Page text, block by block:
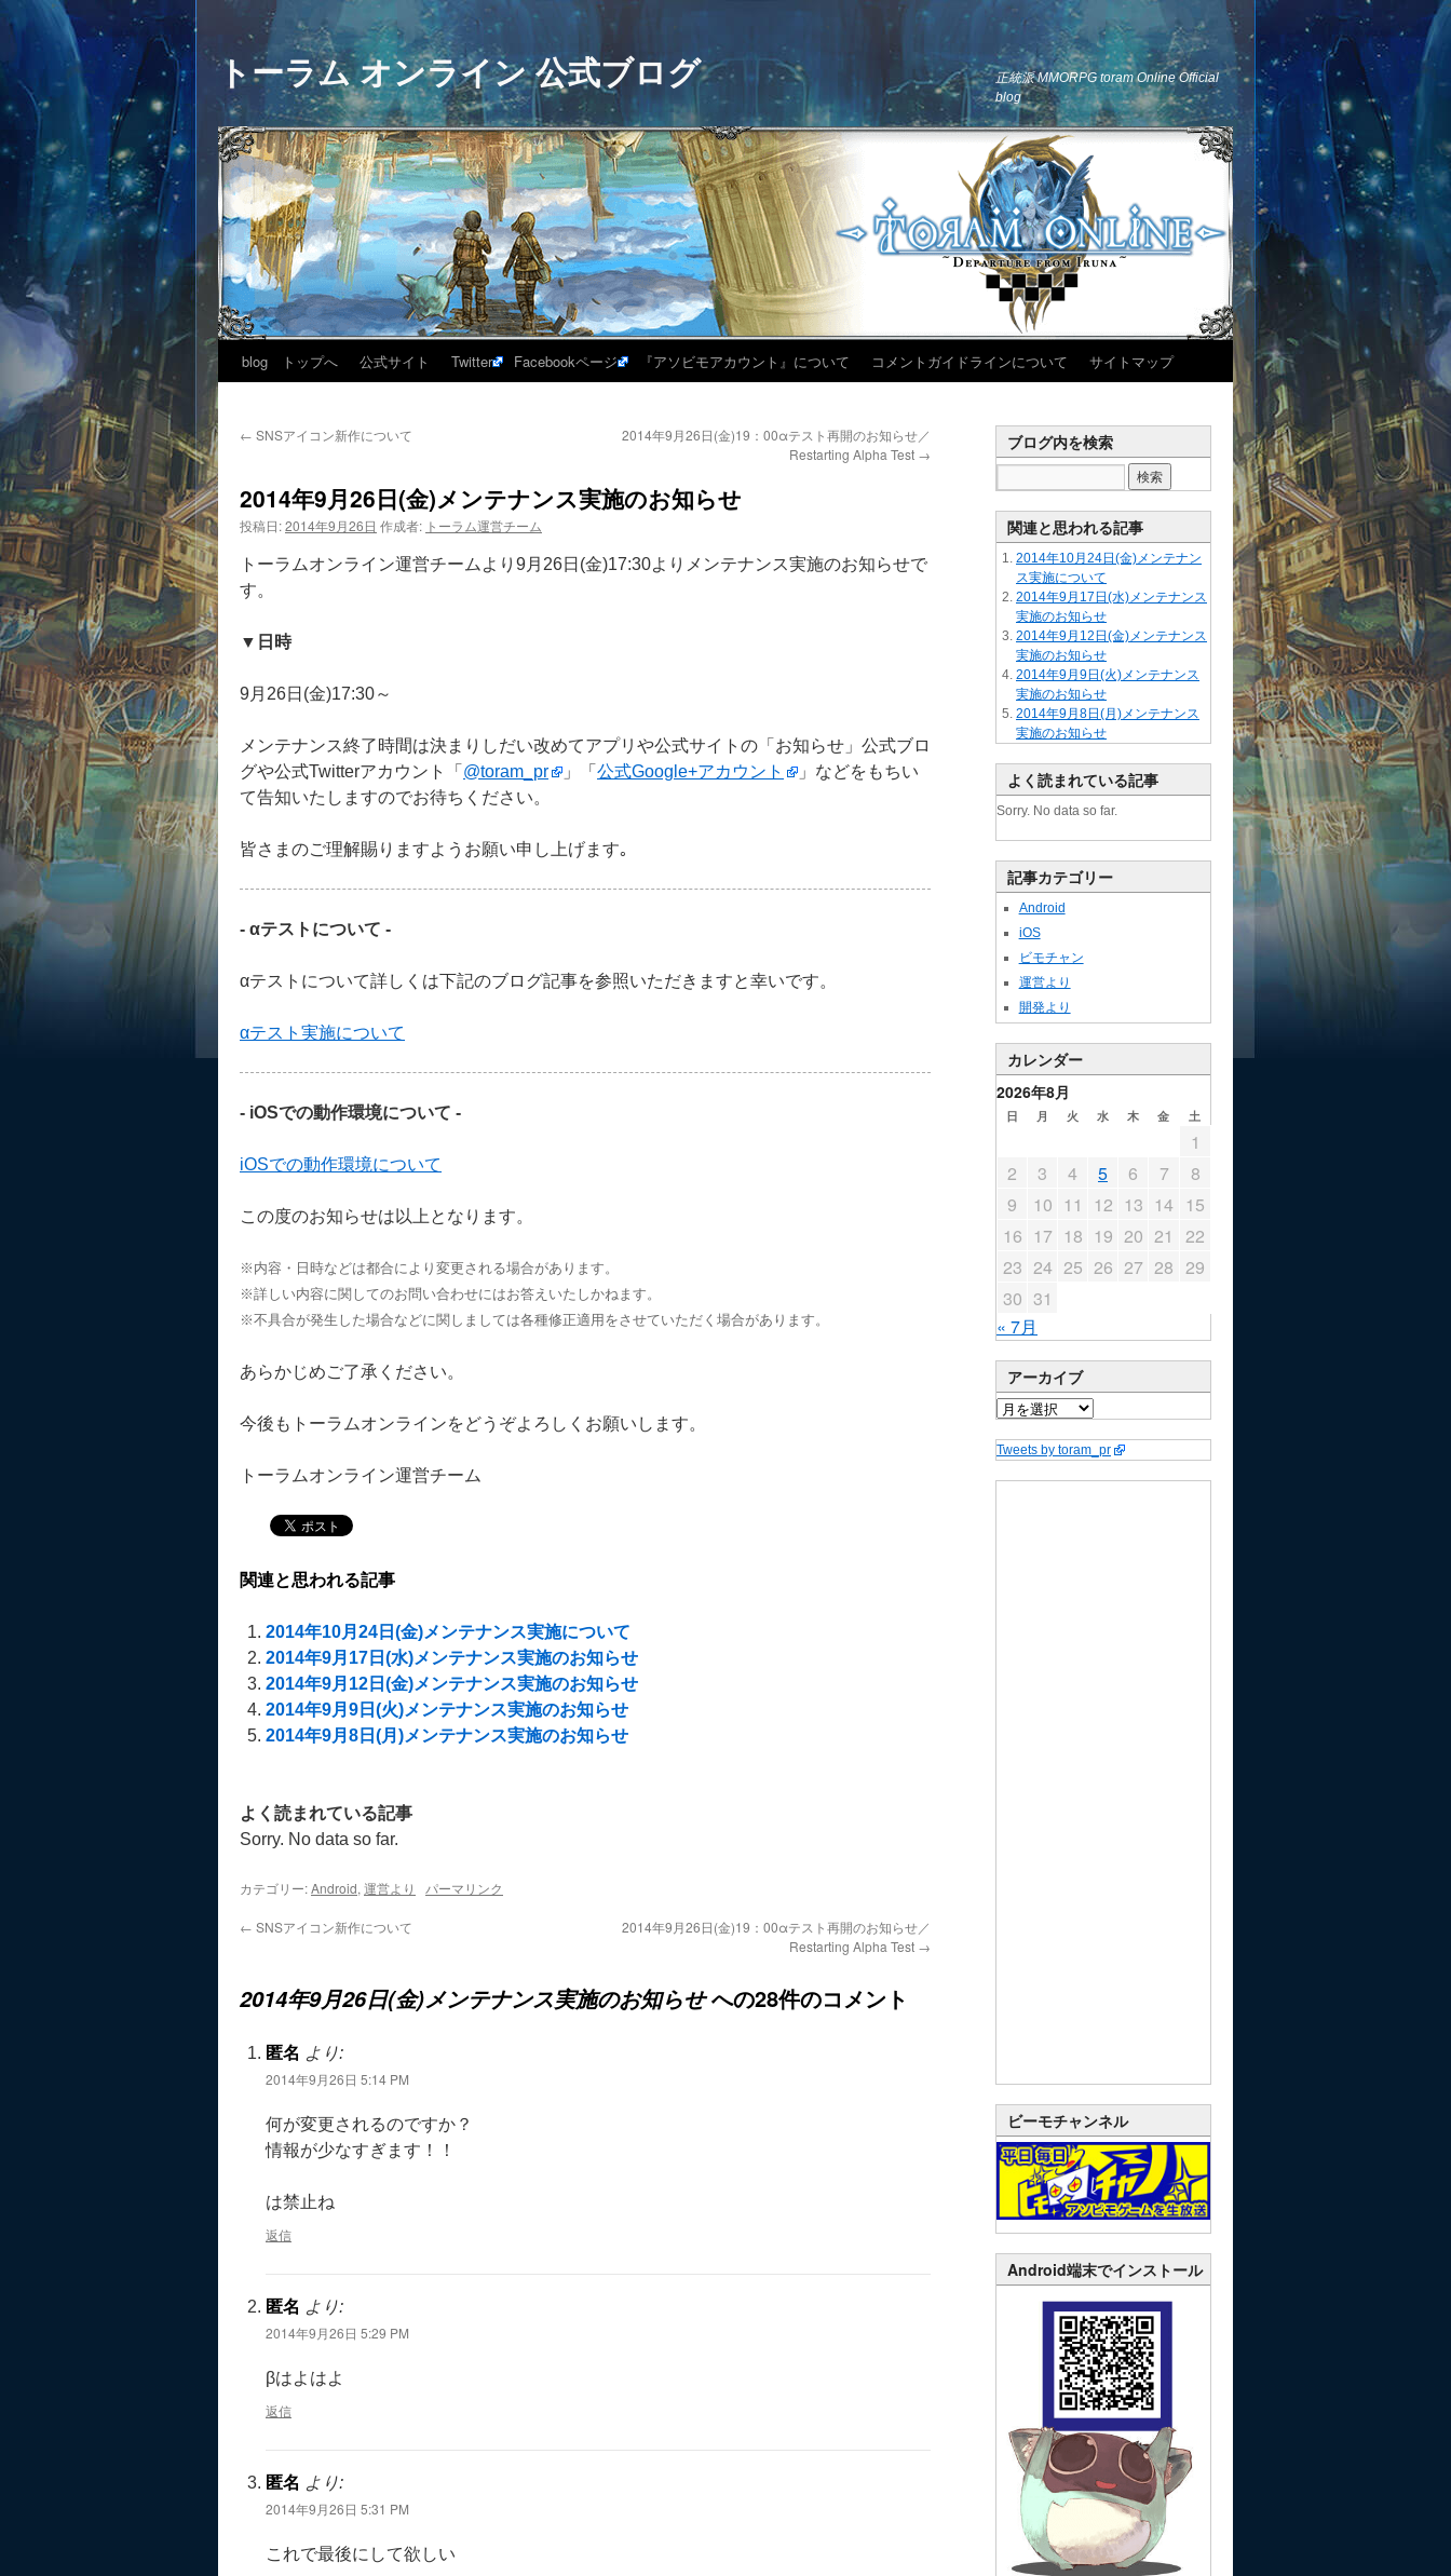
トーラム オンライン 公式ブログ
正統派 MMORPG toram Online Official
blog
blog トップへ 公式サイト Twitter Facebookページ 『アソビモアカウント』について コメントガイドラインについて サイトマップ
← SNSアイコン新作について
2014年9月26日(金)19：00αテスト再開のお知らせ／
Restarting Alpha Test →
2014年9月26日(金)メンテナンス実施のお知らせ
投稿日:2014年9月26日 作成者: トーラム運営チーム
トーラムオンライン運営チームより9月26日(金)17:30よりメンテナンス実施のお知らせで
す。
▼日時
9月26日(金)17:30～
メンテナンス終了時間は決まりしだい改めてアプリや公式サイトの「お知らせ」公式ブロ
グや公式Twitterアカウント「 @toram_pr 」「 公式Google+アカウント
」などをもちい
て告知いたしますのでお待ちください。
皆さまのご理解賜りますようお願い申し上げます｡
- αテストについて -
αテストについて詳しくは下記のブログ記事を参照いただきますと幸いです。
αテスト実施について
- iOSでの動作環境について -
iOSでの動作環境について
この度のお知らせは以上となります。
※内容・日時などは都合により変更される場合があります。
※詳しい内容に関してのお問い合わせにはお答えいたしかねます。
※不具合が発生した場合などに関しましては各種修正適用をさせていただく場合があります。
あらかじめご了承ください。
今後もトーラムオンラインをどうぞよろしくお願いします。
トーラムオンライン運営チーム
関連と思われる記事
2014年10月24日(金)メンテナンス実施について
2014年9月17日(水)メンテナンス実施のお知らせ
2014年9月12日(金)メンテナンス実施のお知らせ
2014年9月9日(火)メンテナンス実施のお知らせ
2014年9月8日(月)メンテナンス実施のお知らせ
よく読まれている記事
Sorry. No data so far.
カテゴリー:Android, 運営より パーマリンク
← SNSアイコン新作について
2014年9月26日(金)19：00αテスト再開のお知らせ／
Restarting Alpha Test →
2014年9月26日(金)メンテナンス実施のお知らせへの28件のコメント
匿名 より:
2014年9月26日 5:14 PM
何が変更されるのですか？
情報が少なすぎます！！
は禁止ね
返信
匿名 より:
2014年9月26日 5:29 PM
βはよはよ
返信
匿名 より:
2014年9月26日 5:31 PM
これで最後にして欲しい
ブログ内を検索
関連と思われる記事
2014年10月24日(金)メンテナン
ス実施について
2014年9月17日(水)メンテナンス
実施のお知らせ
2014年9月12日(金)メンテナンス
実施のお知らせ
2014年9月9日(火)メンテナンス
実施のお知らせ
2014年9月8日(月)メンテナンス
実施のお知らせ
よく読まれている記事
Sorry. No data so far.
記事カテゴリー
Android
iOS
ビモチャン
運営より
開発より
カレンダー
2026年8月
日 月 火 水 木 金 土
« 7月
1
2
3 4 5 6 7
8
9
10 11 12 13 14 15
16 17 18 19 20 21
22
23 24 25 26 27 28 29
30 31
アーカイブ
Tweets by toram_pr
ビーモチャンネル
Android端末でインストール